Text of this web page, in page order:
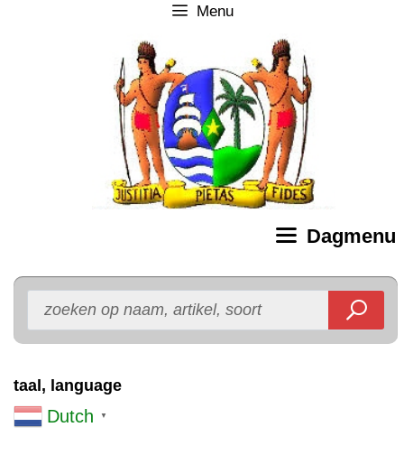
Menu
Dagmenu
taal, language
Dutch ▼